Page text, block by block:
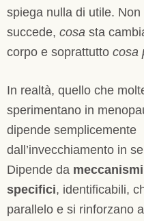
spiega nulla di utile. Non
succede, cosa sta
corpo e soprattutto cosa
In realtà, quello che
sperimentano in
dipende semplicemente
dall’invecchiamento in
Dipende da
specifici, identificabili,
parallelo e si rinforzano